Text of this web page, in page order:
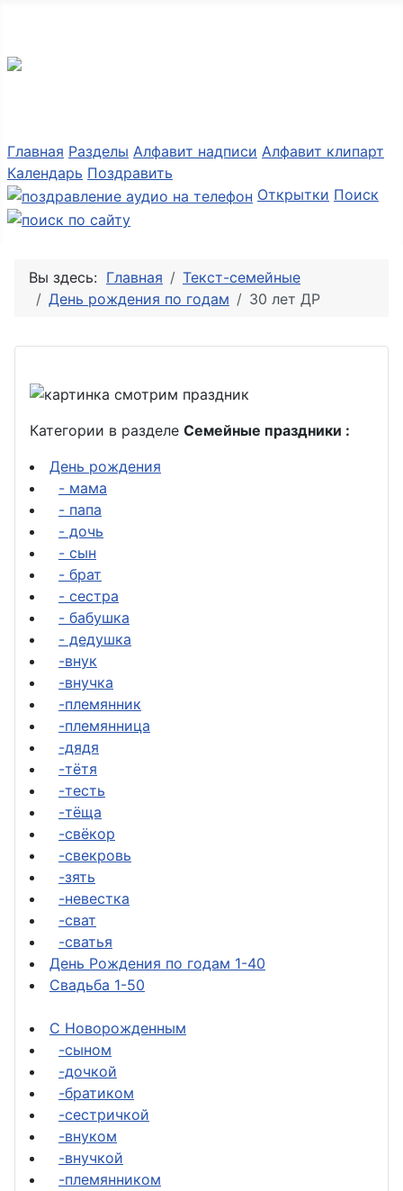
Главная Разделы Алфавит надписи Алфавит клипарт
Календарь Поздравить
Открытки Поиск
Вы здесь: Главная
Текст-семейные
День рождения по годам
30 лет ДР
Категории в разделе Семейные праздники :
День рождения
- мама
- папа
- дочь
- сын
- брат
- сестра
- бабушка
- дедушка
-внук
-внучка
-племянник
-племянница
-дядя
-тётя
-тесть
-тёща
-свёкор
-свекровь
-зять
-невестка
-сват
-сватья
День Рождения по годам 1-40
Свадьба 1-50
С Новорожденным
-сыном
-дочкой
-братиком
-сестричкой
-внуком
-внучкой
-племянником